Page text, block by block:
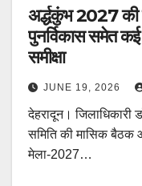
अर्द्धकुंभ 2027 की
पुनर्विकास समेत
समीक्षा
JUNE 19, 2026
देहरादून। जिलाधिकारी
समिति की मासिक बैठक
मेला-2027…